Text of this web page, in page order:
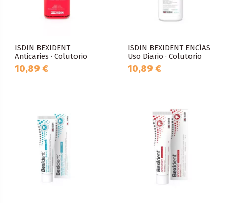
ISDIN BEXIDENT
Anticaries · Colutorio
10,89 €
ISDIN BEXIDENT ENCÍAS
Uso Diario · Colutorio
10,89 €